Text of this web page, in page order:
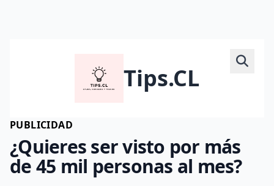
Tips.CL
PUBLICIDAD
¿Quieres ser visto por más
de 45 mil personas al mes?